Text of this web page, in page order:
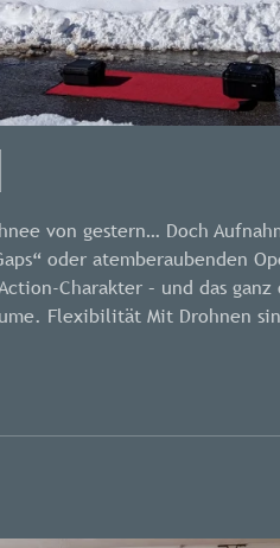
von gestern… Doch
oder atemberaubenden
Charakter – und das
Flexibilität Mit Drohnen